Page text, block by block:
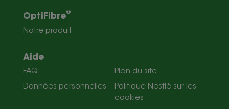
OptiFibre®
Notre produit
Aide
FAQ Plan du site
Données personnelles
Politique Nestlé sur les
cookies